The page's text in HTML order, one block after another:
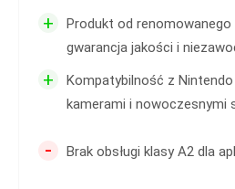
+
Produkt od
gwarancja jakości i
+
Kompatybilność z
kamerami i nowoczesnymi
- Brak obsługi klasy A2 dla